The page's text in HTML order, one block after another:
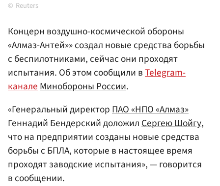
Reuters
Концерн воздушно-космической обороны
«Алмаз-Антей»» создал новые средства борьбы
с беспилотниками, сейчас они проходят
испытания. Об этом сообщили вTelegram-
каналеМинобороныРоссии.
«Генеральный директорПАО «НПО «Алмаз»
Геннадий Бендерский доложилСергею Шойгу,
что на предприятии созданы новые средства
борьбы с БПЛА, которые в настоящее время
проходят заводские испытания», — говорится
в сообщении.